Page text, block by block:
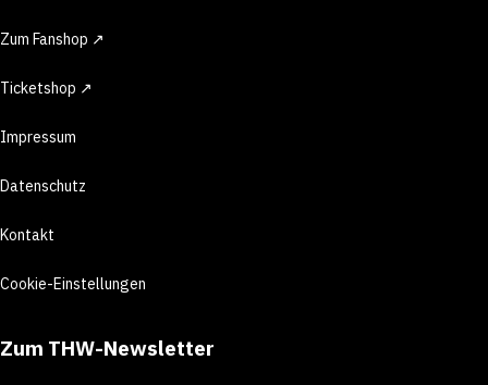
Zum Fanshop ↗
Ticketshop ↗
Impressum
Datenschutz
Kontakt
Cookie-Einstellungen
Zum THW-Newsletter